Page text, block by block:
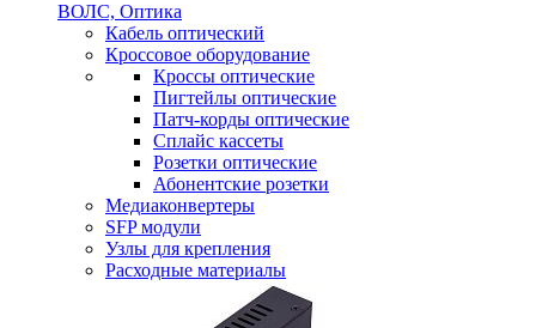
ВОЛС, Оптика
Кабель оптический
Кроссовое оборудование
Кроссы оптические
Пигтейлы оптические
Патч-корды оптические
Сплайс кассеты
Розетки оптические
Абонентские розетки
Медиаконвертеры
SFP модули
Узлы для крепления
Расходные материалы